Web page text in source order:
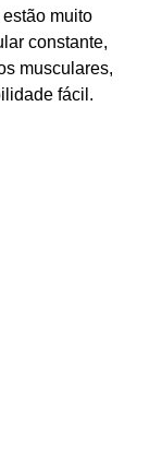
muito
constante,
musculares,
fácil.